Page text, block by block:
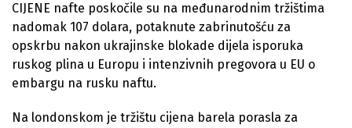
CIJENE nafte poskočile su na međunarodnim tržištima
nadomak 107 dolara, potaknute zabrinutošću za
opskrbu nakon ukrajinske blokade dijela isporuka
ruskog plina u Europu i intenzivnih pregovora u EU o
embargu na rusku naftu.
Na londonskom je tržištu cijena barela porasla za